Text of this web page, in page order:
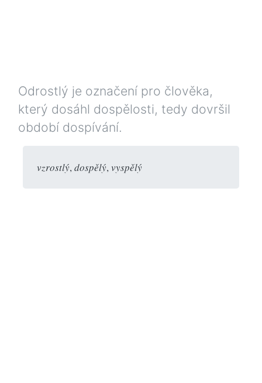
Odrostlý je označení pro člověka,
který dosáhl dospělosti, tedy dovršil
období dospívání.
vzrostlý,dospělý,vyspělý